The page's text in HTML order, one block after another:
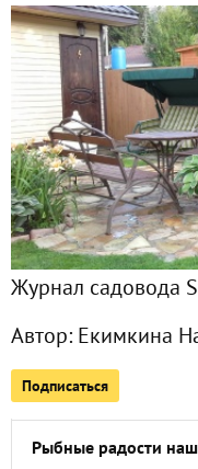
Журнал садовода
Автор: Екимкина
Подписаться
Фото
Сейчас обсуждают
Праздничные
Утиные ножки конфи
Получила приз
Страшно-вкусная
Получила приз -
Рыбные радости